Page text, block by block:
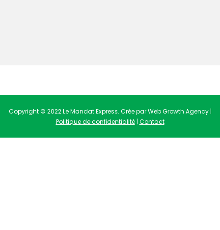
Copyright © 2022 Le Mandat Express. Crée par Web Growth Agency |
Politique de confidentialité| Contact